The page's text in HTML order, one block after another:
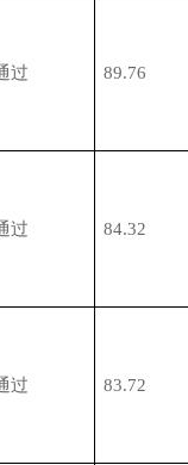
过 89.76
过 84.32
过 83.72